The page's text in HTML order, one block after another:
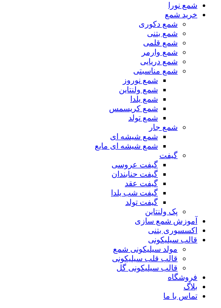
شمع نورا
خرید شمع
شمع دکوری
شمع بتنی
شمع قلمی
شمع وارمر
شمع دریایی
شمع مناسبتی
شمع نوروز
شمع ولنتاین
شمع یلدا
شمع کریسمس
شمع تولد
شمع جار
شمع شیشه ای
شمع شیشه ای مایع
گیفت
گیفت عروسی
گیفت حنابندان
گیفت عقد
گیفت شب یلدا
گیفت تولد
پک ولنتاین
آموزش شمع سازی
اکسسوری بتنی
قالب سیلیکونی
مولد سیلیکونی شمع
قالب قلب سیلیکونی
قالب سیلیکونی گل
فروشگاه
بلاگ
تماس با ما